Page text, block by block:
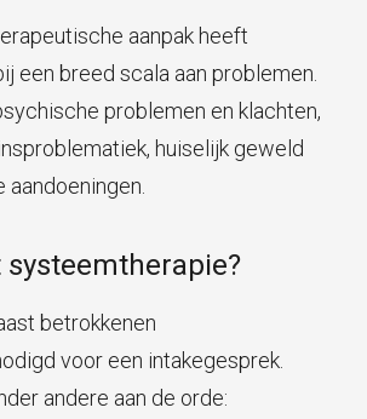
aanpak heeft
een breed scala aan problemen.
problemen en klachten,
huiselijk geweld
systeemtherapie?
betrokkenen
voor een intakegesprek.
andere aan de orde: